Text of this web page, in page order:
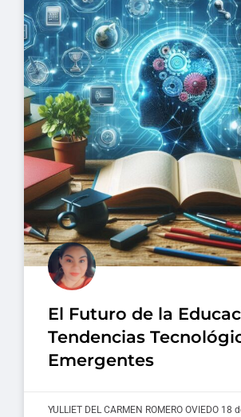
El Futuro de la
Tendencias
Emergentes
YULLIET DEL CARMEN ROMERO OVIEDO 18